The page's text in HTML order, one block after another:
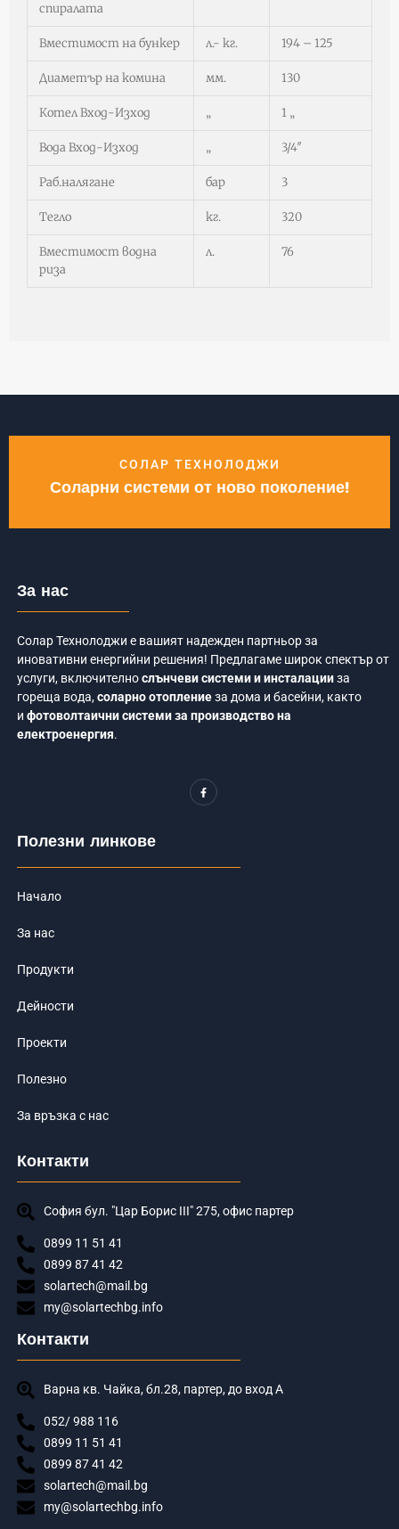
спиралата
Вместимост на бункер л.- кг. 194 – 125
Диаметър на комина мм. 130
Котел Вход-Изход „ 1 „
Вода Вход-Изход „ 3/4″
Раб.налягане бар 3
Teгло кг. 320
Вместимост водна
риза
л. 76
СОЛАР ТЕХНОЛОДЖИ
Соларни системи от ново поколение!
За нас
Солар Технолоджи е вашият надежден партньор за
иновативни енергийни решения! Предлагаме широк спектър от
услуги, включителнослънчеви системи и инсталацииза
гореща вода,соларно отоплениеза дома и басейни, както
и фотоволтаични системи за производство на
електроенергия.
F
a
c
f
Полезни линкове
Начало
За нас
Продукти
Дейности
Проекти
Полезно
За връзка с нас
Контакти
София бул. "Цар Борис III" 275, офис партер
0899 11 51 41
0899 87 41 42
solartech@mail.bg
my@solartechbg.info
Контакти
Варна кв. Чайка, бл.28, партер, до вход А
052/ 988 116
0899 11 51 41
0899 87 41 42
solartech@mail.bg
my@solartechbg.info